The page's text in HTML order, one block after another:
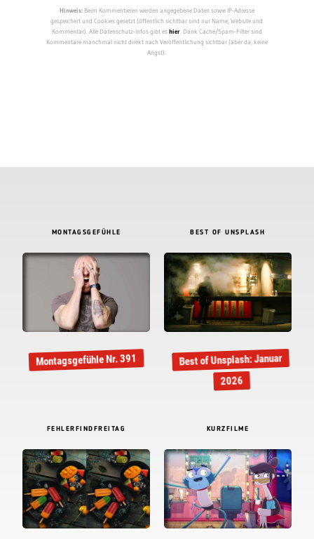
Hinweis:Beim Kommentieren werden angegebene Daten sowie IP-Adresse
gespeichert und Cookies gesetzt (öffentlich sichtbar sind nur Name, Website und
Kommentar). Alle Datenschutz-Infos gibt eshier. Dank Cache/Spam-Filter sind
Kommentare manchmal nicht direkt nach Veröffentlichung sichtbar (aber da, keine
Angst).
MONTAGSGEFÜHLE
Montagsgefühle Nr. 391
BEST OF UNSPLASH
Best of Unsplash: Januar
2026
FEHLERFINDFREITAG KURZFILME